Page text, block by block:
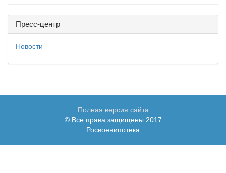
Пресс-центр
Новости
Полная версия сайта
© Все права защищены 2017
Росвоенипотека